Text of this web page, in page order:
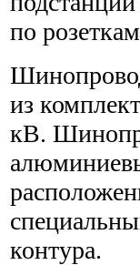
по
из
кВ.
контура.